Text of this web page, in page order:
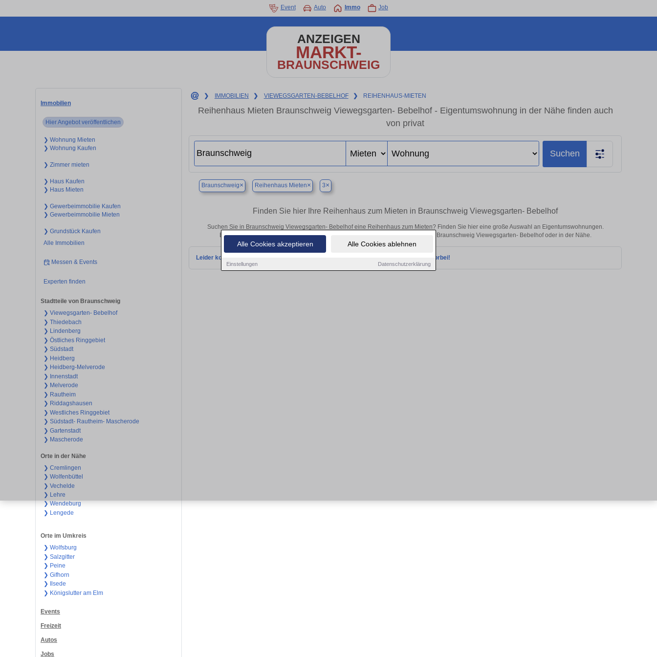
Alle Cookies akzeptieren Alle Cookies ablehnen
Einstellungen Datenschutzerklärung
Event Auto Immo Job
ANZEIGEN
MARKT-
BRAUNSCHWEIG
Immobilien
Hier Angebot veröffentlichen
❯ Wohnung Mieten
❯ Wohnung Kaufen
❯ Zimmer mieten
❯ Haus Kaufen
❯ Haus Mieten
❯ Gewerbeimmobilie Kaufen
❯ Gewerbeimmobilie Mieten
❯ Grundstück Kaufen
Alle Immobilien
Messen & Events
Experten finden
Stadtteile von Braunschweig
❯ Viewegsgarten- Bebelhof
❯ Thiedebach
❯ Lindenberg
❯ Östliches Ringgebiet
❯ Südstadt
❯ Heidberg
❯ Heidberg-Melverode
❯ Innenstadt
❯ Melverode
❯ Rautheim
❯ Riddagshausen
❯ Westliches Ringgebiet
❯ Südstadt- Rautheim- Mascherode
❯ Gartenstadt
❯ Mascherode
Orte in der Nähe
❯ Cremlingen
❯ Wolfenbüttel
❯ Vechelde
❯ Lehre
❯ Wendeburg
❯ Lengede
Orte im Umkreis
❯ Wolfsburg
❯ Salzgitter
❯ Peine
❯ Gifhorn
❯ Ilsede
❯ Königslutter am Elm
Events
Freizeit
Autos
Jobs
❯ IMMOBILIEN ❯ VIEWEGSGARTEN-BEBELHOF ❯ REIHENHAUS-MIETEN
Reihenhaus Mieten Braunschweig Viewegsgarten- Bebelhof - Eigentumswohnung in der Nähe finden auch
von privat
Suchen
Braunschweig× Reihenhaus Mieten× 3×
Finden Sie hier Ihre Reihenhaus zum Mieten in Braunschweig Viewegsgarten- Bebelhof
Suchen Sie in Braunschweig Viewegsgarten- Bebelhof eine Reihenhaus zum Mieten? Finden Sie hier eine große Auswahl an Eigentumswohnungen.
Egal, ob als Kapitalanlage oder zur Vermietung – hier finden Sie Ihre Immobilie in Braunschweig Viewegsgarten- Bebelhof oder in der Nähe.
Leider konnten wir derzeit keine passenden Objekte finden. Schauen Sie bald wieder vorbei!